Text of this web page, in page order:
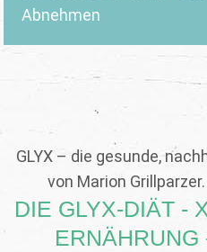
Abnehmen
GLYX – die gesunde,
von Marion
DIE GLYX-DIÄT -
ERNÄHRUNG